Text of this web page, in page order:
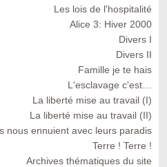
Les lois de l'hospitalité
Alice 3: Hiver 2000
Divers I
Divers II
Famille je te hais
L'esclavage c'est…
La liberté mise au travail (I)
La liberté mise au travail (II)
nous ennuient avec leurs paradis
Terre ! Terre !
Archives thématiques du site